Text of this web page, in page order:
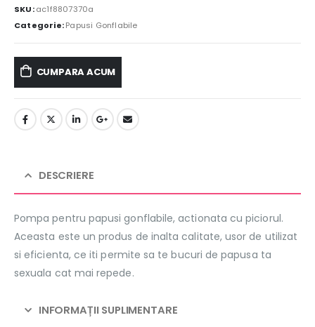
SKU:ac1f8807370a
Categorie:Papusi Gonflabile
CUMPARA ACUM
DESCRIERE
Pompa pentru papusi gonflabile, actionata cu piciorul.
Aceasta este un produs de inalta calitate, usor de utilizat
si eficienta, ce iti permite sa te bucuri de papusa ta
sexuala cat mai repede.
INFORMAȚII SUPLIMENTARE